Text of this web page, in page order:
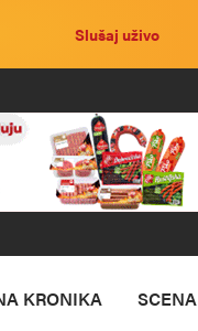
Slušaj uživo
KRONIKA SCENA